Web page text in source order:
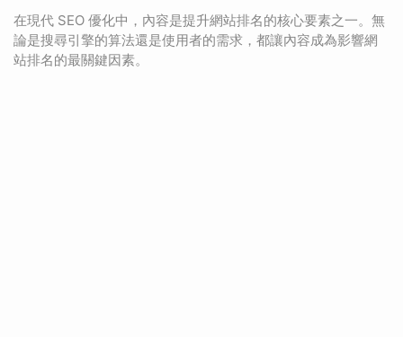
在現代 SEO 優化中，內容是提升網站排名的核心要素之一。無
論是搜尋引擎的算法還是使用者的需求，都讓內容成為影響網
站排名的最關鍵因素。